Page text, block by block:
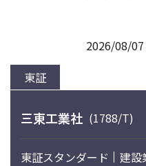
東証
2026/08/07
三東工業社 (1788/T)
東証スタンダード 建設